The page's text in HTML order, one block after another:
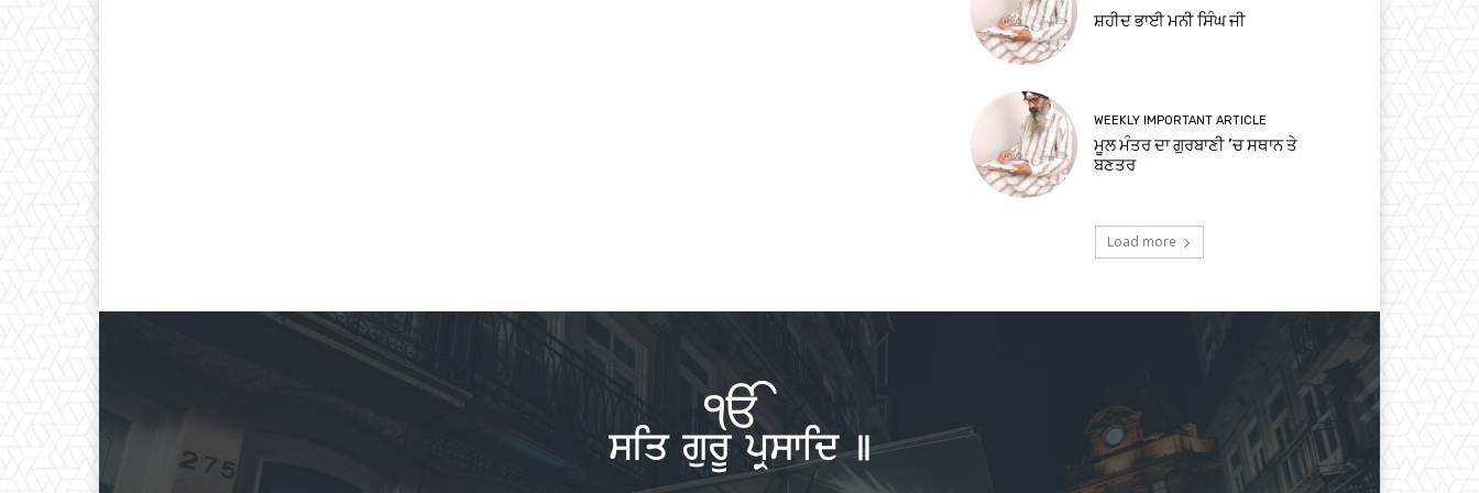
ਸ਼ਹੀਦ ਭਾਈ ਮਨੀ ਸਿੰਘ ਜੀ
WEEKLY IMPORTANT ARTICLE
ਮੂਲ ਮੰਤਰ ਦਾ ਗੁਰਬਾਣੀ ’ਚ ਸਥਾਨ ਤੇ
ਬਣਤਰ
Load more